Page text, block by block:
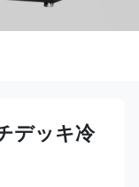
デッキ冷